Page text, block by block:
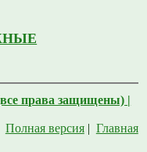
права защищены) |
Полная версия| Главная